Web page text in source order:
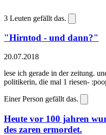
3 Leuten gefällt das.
"Hirntod - und dann?"
20.07.2018
lese ich gerade in der zeitung.
politikerin, die mal 1 riesen-
Einer Person gefällt das.
Heute vor 100 jahren
des zaren ermordet.